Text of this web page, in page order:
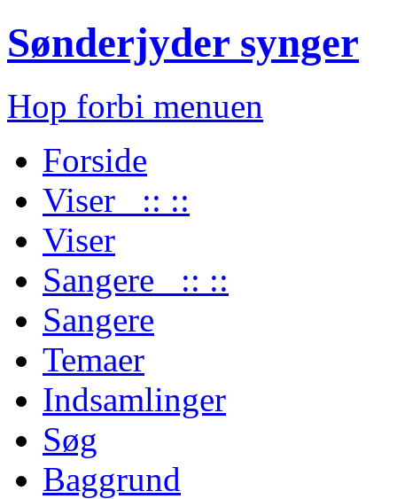
Sønderjyder synger
Hop forbi menuen
Forside
Viser :: ::
Viser
Sangere :: ::
Sangere
Temaer
Indsamlinger
Søg
Baggrund